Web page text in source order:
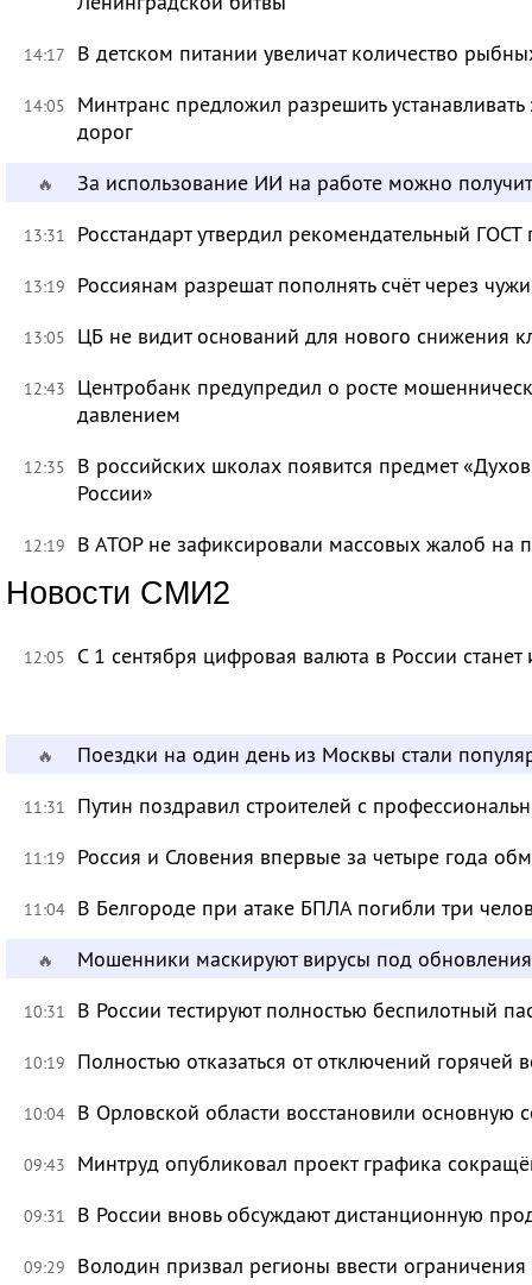
14:17 В детском питании увеличат количество
14:05
Минтранс предложил разрешить
дорог
🔥 За использование ИИ на работе можно
13:31 Росстандарт утвердил рекомендательный
13:19 Россиянам разрешат пополнять счёт через
13:05 ЦБ не видит оснований для нового снижения
12:43
Центробанк предупредил о росте
давлением
12:35
В российских школах появится предмет
России»
12:19 В АТОР не зафиксировали массовых жалоб на
Новости СМИ2
12:05 С 1 сентября цифровая валюта в России
🔥 Поездки на один день из Москвы стали
11:31 Путин поздравил строителей с
11:19 Россия и Словения впервые за четыре года
11:04 В Белгороде при атаке БПЛА погибли три
🔥 Мошенники маскируют вирусы под
10:31 В России тестируют полностью беспилотный
10:19 Полностью отказаться от отключений горячей
10:04 В Орловской области восстановили основную
09:43 Минтруд опубликовал проект графика
09:31 В России вновь обсуждают дистанционную
09:29 Володин призвал регионы ввести